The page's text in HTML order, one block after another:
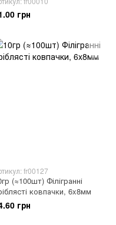
грн
fr00127
(≈100шт) Філігранні
ковпачки, 6x8мм
грн